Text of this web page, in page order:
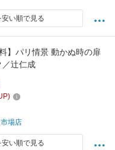
安い順で見る
】パリ情景 動かぬ時の扉
／辻仁成
場店
安い順で見る